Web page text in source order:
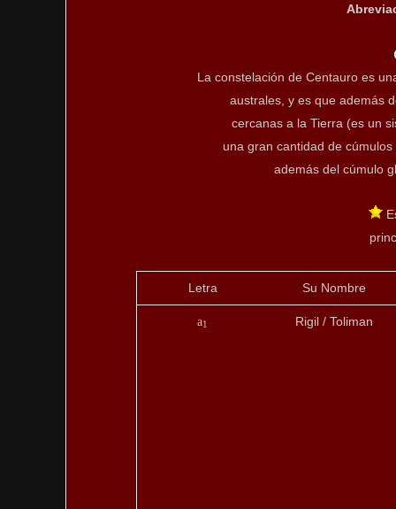
La constelación de Centauro es
australes, y es que además
cercanas a la Tierra (es un
una gran cantidad de
además del cúmulo
Letra Su Nombre
a1 Rigil / Toliman